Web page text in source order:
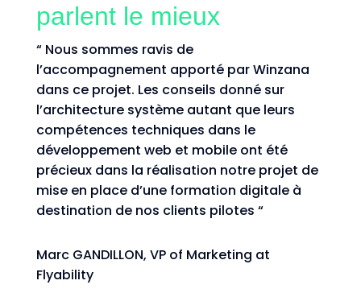
parlent le mieux
“ Nous sommes ravis de
l’accompagnement apporté par Winzana
dans ce projet. Les conseils donné sur
l’architecture système autant que leurs
compétences techniques dans le
développement web et mobile ont été
précieux dans la réalisation notre projet de
mise en place d’une formation digitale à
destination de nos clients pilotes “
Marc GANDILLON, VP of Marketing at
Flyability